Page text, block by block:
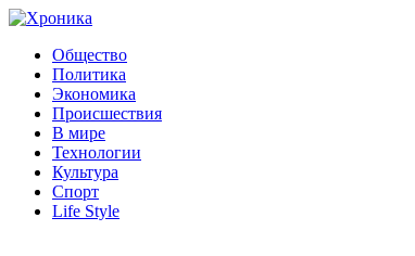
Общество
Политика
Экономика
Происшествия
В мире
Технологии
Культура
Спорт
Life Style